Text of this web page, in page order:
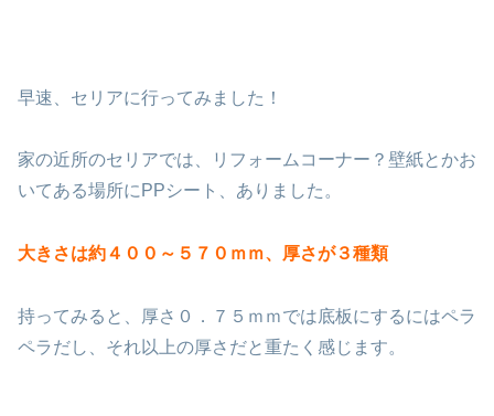
早速、セリアに行ってみました！
家の近所のセリアでは、リフォームコーナー？壁紙とかお
いてある場所にPPシート、ありました。
大きさは約４００～５７０ｍｍ、厚さが３種類
持ってみると、厚さ０．７５ｍｍでは底板にするにはペラ
ペラだし、それ以上の厚さだと重たく感じます。